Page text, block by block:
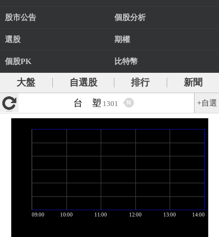
股市公告 個股分析
選股 期權
個股PK 比特幣
大盤 自選股 排行
新聞
台 塑 1301 N +自選